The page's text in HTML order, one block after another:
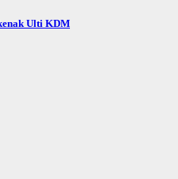
Ulti KDM